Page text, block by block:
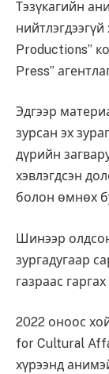
Тэзүкагийн
Productions”
Press”
Эдгээр
зурсан эх
дүрийн
хэвлэгдсэн
болон өмнөх
Шинээр
зургадугаар
газраас
2022 оноос
for Cultural
хүрээнд